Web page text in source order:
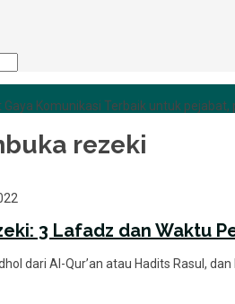
Komunikasi Terbaik untuk
rezeki
3 Lafadz dan Waktu
dari Al-Qur’an atau Hadits Rasul,